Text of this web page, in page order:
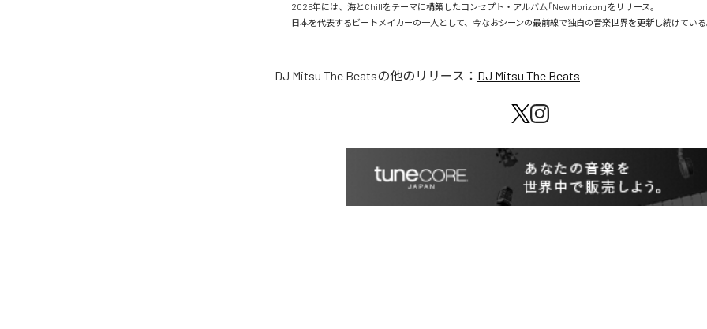
2025年には、海とChillをテーマに構築したコンセプト・アルバム「New Horizon」をリリース。
日本を代表するビートメイカーの一人として、今なおシーンの最前線で独自の音楽世界を更新し続けている
DJ Mitsu The Beatsの他のリリース： DJ Mitsu The Beats